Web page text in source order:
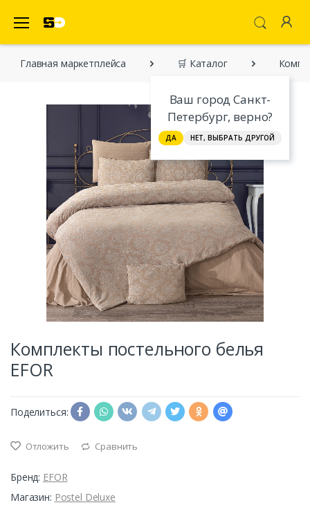
Ваш город Санкт-
Петербург, верно?
ДА НЕТ, ВЫБРАТЬ ДРУГОЙ
Главная марĸетплейса 🛒 Каталог
Комплекты постельного белья
EFOR
Поделиться:
Отложить Сравнить
Бренд: EFOR
Магазин: Postel Deluxe